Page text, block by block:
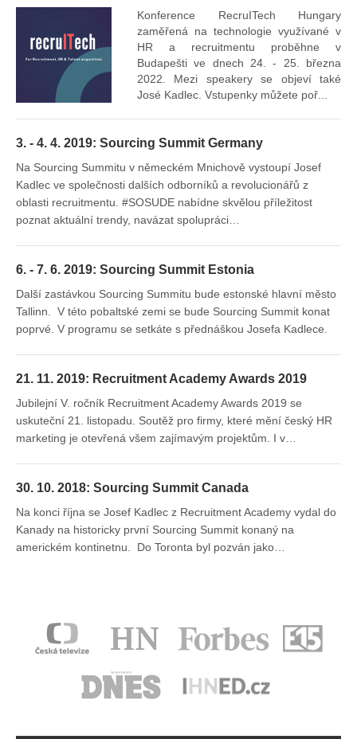
Konference RecruITech Hungary
zaměřená na technologie využívané v
HR a recruitmentu proběhne v
Budapešti ve dnech 24. - 25. března
2022. Mezi speakery se objeví také
José Kadlec. Vstupenky můžete poř...
3. - 4. 4. 2019: Sourcing Summit Germany
Na Sourcing Summitu v německém Mnichově vystoupí Josef
Kadlec ve společnosti dalších odborníků a revolucionářů z
oblasti recruitmentu. #SOSUDE nabídne skvělou příležitost
poznat aktuální trendy, navázat spolupráci…
6. - 7. 6. 2019: Sourcing Summit Estonia
Další zastávkou Sourcing Summitu bude estonské hlavní město
Tallinn. V této pobaltské zemi se bude Sourcing Summit konat
poprvé. V programu se setkáte s přednáškou Josefa Kadlece.
21. 11. 2019: Recruitment Academy Awards 2019
Jubilejní V. ročník Recruitment Academy Awards 2019 se
uskuteční 21. listopadu. Soutěž pro firmy, které mění český HR
marketing je otevřená všem zajímavým projektům. I v…
30. 10. 2018: Sourcing Summit Canada
Na konci října se Josef Kadlec z Recruitment Academy vydal do
Kanady na historicky první Sourcing Summit konaný na
americkém kontinetnu. Do Toronta byl pozván jako…